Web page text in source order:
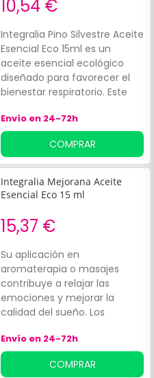
10,54 €
Integralia Pino Silvestre Aceite
Esencial Eco 15ml es un
aceite esencial ecológico
diseñado para favorecer el
bienestar respiratorio. Este
adultos que desean
aprovechar los beneficios de
la aromaterapia en su vida
diaria.
Envío en 24-72h
COMPRAR
Integralia Mejorana Aceite
Esencial Eco 15 ml
15,37 €
Su aplicación en
aromaterapia o masajes
contribuye a relajar las
emociones y mejorar la
calidad del sueño. Los
Mejorana Aceite Esencial Eco
15ml incluyen:Favorecer el
equilibrio emocional.
Envío en 24-72h
COMPRAR